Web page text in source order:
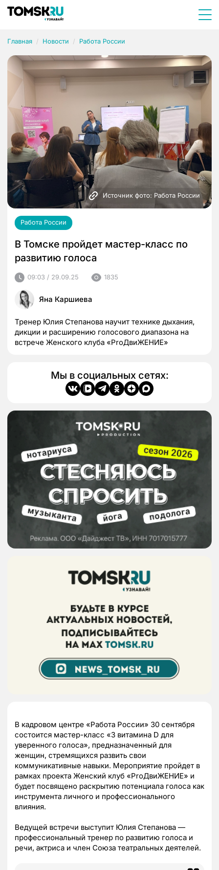
Главная Новости Работа России
Источник фото: Работа России
Работа России
В Томске пройдет мастер-класс по
развитию голоса
09:03 / 29.09.25 1835
Яна Каршиева
Тренер Юлия Степанова научит технике дыхания,
дикции и расширению голосового диапазона на
встрече Женского клуба «ProДвиЖЕНИЕ»
Мы в социальных сетях:
В кадровом центре «Работа России» 30 сентября
состоится мастер-класс «3 витамина D для
уверенного голоса», предназначенный для
женщин, стремящихся развить свои
коммуникативные навыки. Мероприятие пройдет в
рамках проекта Женский клуб «ProДвиЖЕНИЕ» и
будет посвящено раскрытию потенциала голоса как
инструмента личного и профессионального
влияния.
Ведущей встречи выступит Юлия Степанова —
профессиональный тренер по развитию голоса и
речи, актриса и член Союза театральных деятелей.